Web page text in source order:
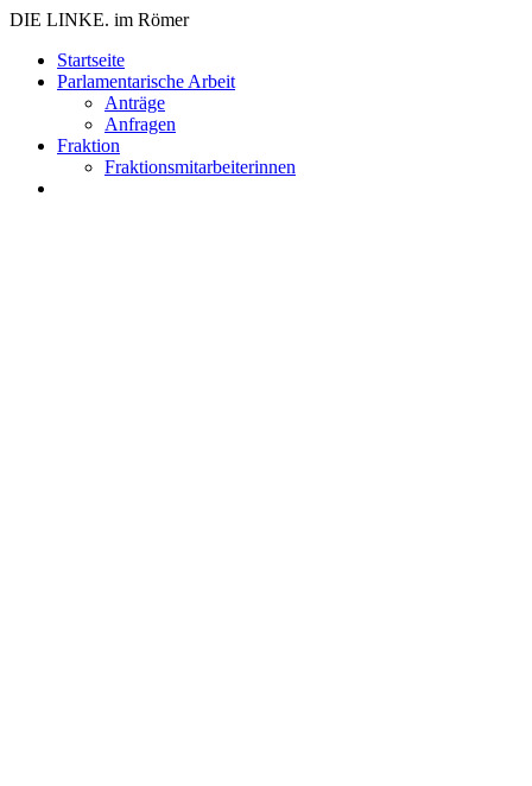
DIE LINKE. im Römer
Zum
Inhalt
Startseite
Parlamentarische Arbeit
Anträge
Anfragen
Fraktion
Fraktionsmitarbeiterinnen